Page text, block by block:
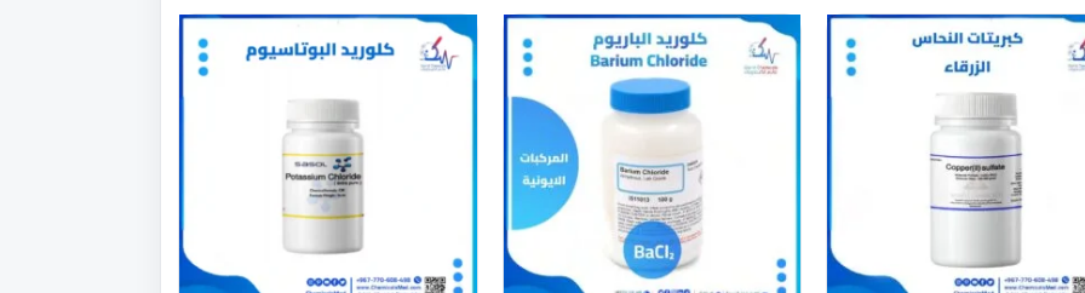
هناك
العديد
المنتج.
يمكن
هناك
العديد
من
المختلفة
لهذا
المنتج.
يمكن
هناك
العديد
المنتج.
يمكن